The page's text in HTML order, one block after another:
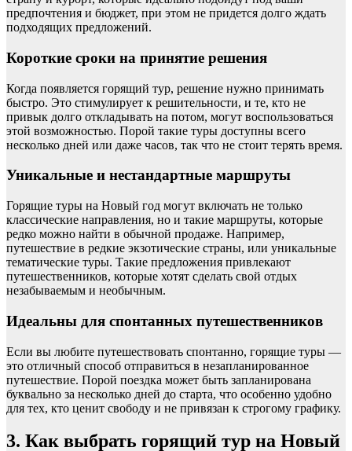
предпочтения и бюджет, при этом не придется долго ждать
подходящих предложений.
Короткие сроки на принятие решения
Когда появляется горящий тур, решение нужно принимать
быстро. Это стимулирует к решительности, и те, кто не
привык долго откладывать на потом, могут воспользоваться
этой возможностью. Порой такие туры доступны всего
несколько дней или даже часов, так что не стоит терять время.
Уникальные и нестандартные маршруты
Горящие туры на Новый год могут включать не только
классические направления, но и такие маршруты, которые
редко можно найти в обычной продаже. Например,
путешествие в редкие экзотические страны, или уникальные
тематические туры. Такие предложения привлекают
путешественников, которые хотят сделать свой отдых
незабываемым и необычным.
Идеальны для спонтанных путешественников
Если вы любите путешествовать спонтанно, горящие туры —
это отличный способ отправиться в незапланированное
путешествие. Порой поездка может быть запланирована
буквально за несколько дней до старта, что особенно удобно
для тех, кто ценит свободу и не привязан к строгому графику.
3. Как выбрать горящий тур на Новый